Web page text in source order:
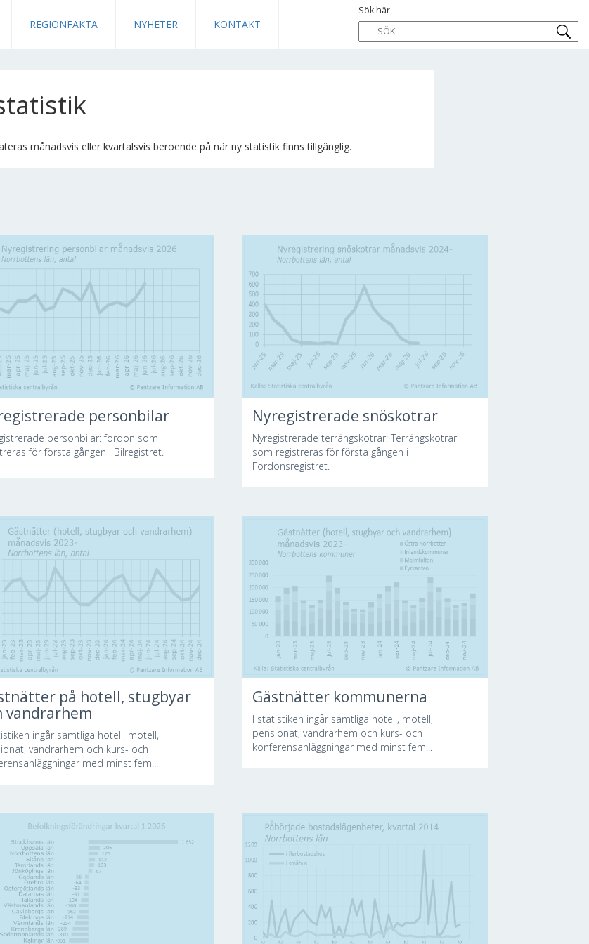
REGIONFAKTA NYHETER KONTAKT
Sök här
månadsvis eller kvartalsvis beroende på när ny statistik finns tillgänglig.
personbilar
personbilar: fordon som
för första gången i Bilregistret.
Nyregistrerade snöskotrar
Nyregistrerade terrängskotrar: Terrängskotrar
som registreras för första gången i
Fordonsregistret.
på hotell, stugbyar
vandrarhem
ingår samtliga hotell, motell,
vandrarhem och kurs- och
med minst fem...
Gästnätter kommunerna
I statistiken ingår samtliga hotell, motell,
pensionat, vandrarhem och kurs- och
konferensanläggningar med minst fem...